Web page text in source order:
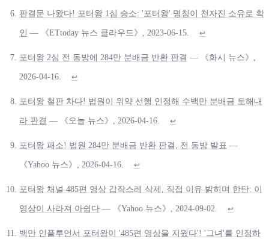
판결문 나왔다! 포터왕 1심 승소: '포터왕' 명칭이 천자진 소유로 확
인 — 《ETtoday 뉴스 클라우드》, 2023-06-15. ↩
포터왕 2심 전 동방에 284만 분배금 반환 판결 — 《화시 뉴스》,
2026-04-16. ↩
포터왕 철판 차다! 법원이 위약 선행 인정해 수백만 분배금 토해내
라 판결 — 《오늘 뉴스》, 2026-04-16. ↩
포터왕 패소! 법원 284만 분배금 반환 판결, 전 동방 발표 —
《Yahoo 뉴스》, 2026-04-16. ↩
포터왕 채널 485편 영상 갑작스레 삭제, 직접 이유 밝히며 한탄: 이
영상이 사라져 아쉽다 — 《Yahoo 뉴스》, 2024-09-02. ↩
백만 인플루언서 포터왕이 '485편 영상을 지웠다'! '그녀'를 인정하